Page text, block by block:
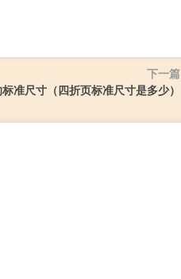
下一篇
准尺寸（四折页标准尺寸是多少）